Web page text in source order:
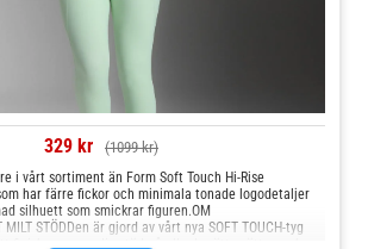
329 kr (1099 kr)
i vårt sortiment än Form Soft Touch Hi-Rise
har färre fickor och minimala tonade logodetaljer
silhuett som smickrar figuren.OM
MILT STÖDDen är gjord av vårt nya SOFT TOUCH-tyg
finish som ger dig stöd på alla de rätta sätten och